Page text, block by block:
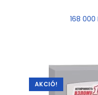
168 000
AKCIÓ!